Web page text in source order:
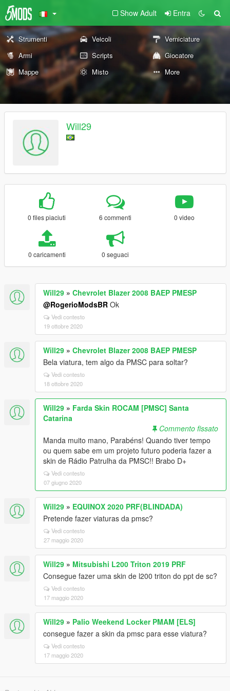
Show Adult Entra
Strumenti Veicoli
Verniciature
Armi
Scripts
Giocatore
Mappe
Misto More
Will29
0 files piaciuti 6 commenti 0 video
0 caricamenti 0 seguaci
Will29 » Chevrolet Blazer 2008 BAEP PMESP
@RogerioModsBR Ok
Vedi contesto
19 ottobre 2020
Will29 » Chevrolet Blazer 2008 BAEP PMESP
Bela viatura, tem algo da PMSC para soltar?
Vedi contesto
18 ottobre 2020
Will29 » Farda Skin ROCAM [PMSC] Santa
Catarina
Commento fissato
Manda muito mano, Parabéns! Quando tiver tempo
ou quem sabe em um projeto futuro poderia fazer a
skin de Rádio Patrulha da PMSC!! Brabo D+
Vedi contesto
07 giugno 2020
Will29 » EQUINOX 2020 PRF(BLINDADA)
Pretende fazer viaturas da pmsc?
Vedi contesto
27 maggio 2020
Will29 » Mitsubishi L200 Triton 2019 PRF
Consegue fazer uma skin de l200 triton do ppt de sc?
Vedi contesto
17 maggio 2020
Will29 » Palio Weekend Locker PMAM [ELS]
consegue fazer a skin da pmsc para esse viatura?
Vedi contesto
17 maggio 2020